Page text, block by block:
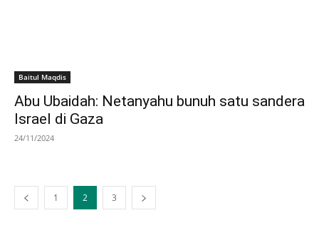
Baitul Maqdis
Abu Ubaidah: Netanyahu bunuh satu sandera
Israel di Gaza
24/11/2024
1 2 3